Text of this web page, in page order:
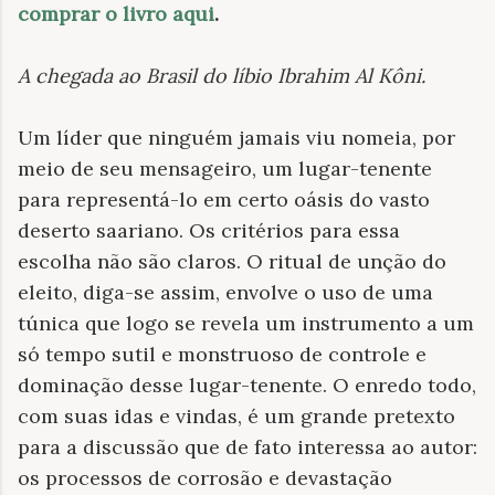
comprar o livro aqui.
A chegada ao Brasil do líbio Ibrahim Al Kôni.
Um líder que ninguém jamais viu nomeia, por
meio de seu mensageiro, um lugar-tenente
para representá-lo em certo oásis do vasto
deserto saariano. Os critérios para essa
escolha não são claros. O ritual de unção do
eleito, diga-se assim, envolve o uso de uma
túnica que logo se revela um instrumento a um
só tempo sutil e monstruoso de controle e
dominação desse lugar-tenente. O enredo todo,
com suas idas e vindas, é um grande pretexto
para a discussão que de fato interessa ao autor:
os processos de corrosão e devastação